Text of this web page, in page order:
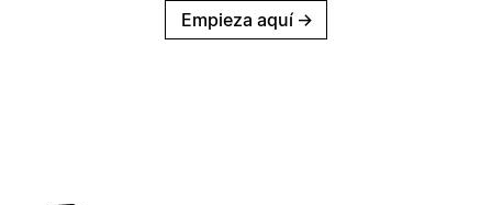
Empieza aquí →